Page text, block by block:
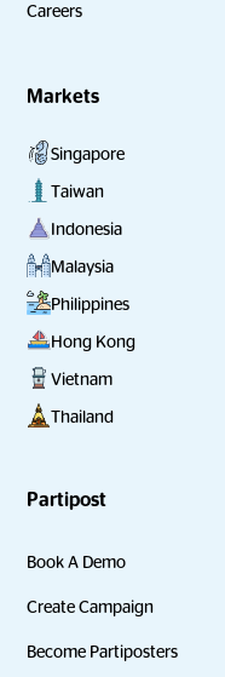
Careers
Markets
Singapore
Taiwan
Indonesia
Malaysia
Philippines
Hong Kong
Vietnam
Thailand
Partipost
Book A Demo
Create Campaign
Become Partiposters